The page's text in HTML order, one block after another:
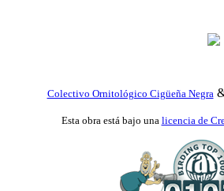
Colectivo Ornitológico Cigüeña Negra
Esta obra está bajo una licencia de